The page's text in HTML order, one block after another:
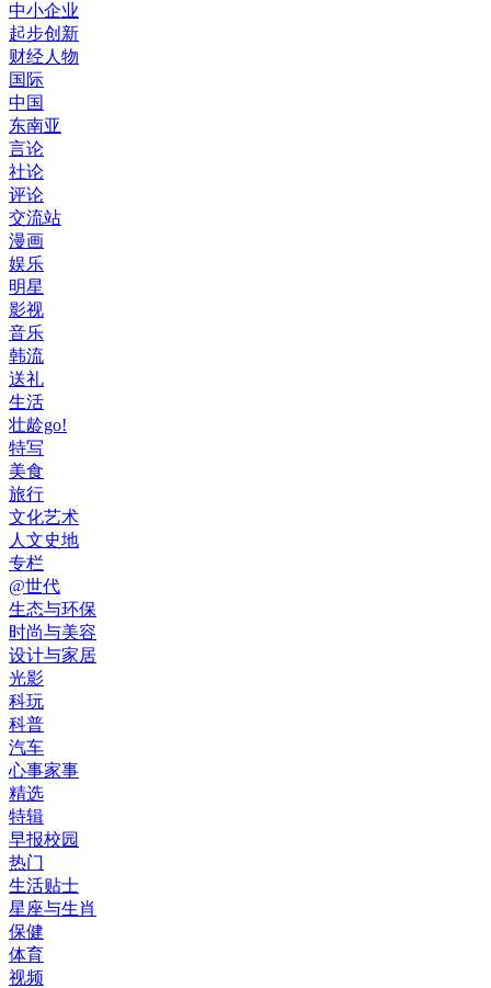
中小企业
起步创新
财经人物
国际
中国
东南亚
言论
社论
评论
交流站
漫画
娱乐
明星
影视
音乐
韩流
送礼
生活
壮龄go!
特写
美食
旅行
文化艺术
人文史地
专栏
@世代
生态与环保
时尚与美容
设计与家居
光影
科玩
科普
汽车
心事家事
精选
特辑
早报校园
热门
生活贴士
星座与生肖
保健
体育
视频